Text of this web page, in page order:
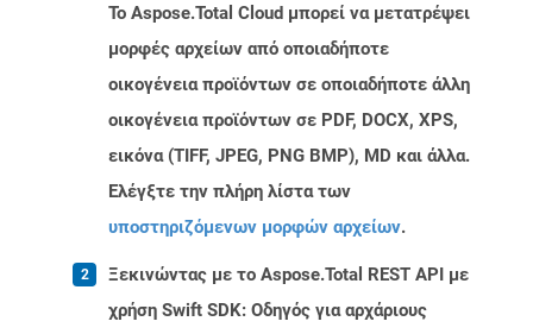
Το Aspose.Total Cloud μπορεί να μετατρέψει
μορφές αρχείων από οποιαδήποτε
οικογένεια προϊόντων σε οποιαδήποτε άλλη
οικογένεια προϊόντων σε PDF, DOCX, XPS,
εικόνα (TIFF, JPEG, PNG BMP), MD και άλλα.
Ελέγξτε την πλήρη λίστα των
υποστηριζόμενων μορφών αρχείων.
Ξεκινώντας με το Aspose.Total REST API με
χρήση Swift SDK: Οδηγός για αρχάριους